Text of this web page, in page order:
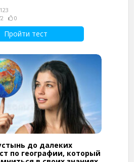
0
Пройти тест
до далеких
по географии, который